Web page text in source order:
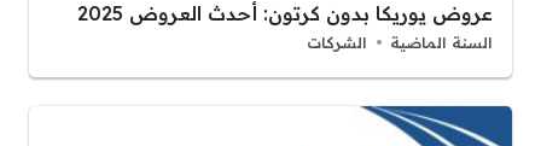
عروض يوريكا بدون كرتون: أحدث العروض 2025
السنة الماضية الشركات